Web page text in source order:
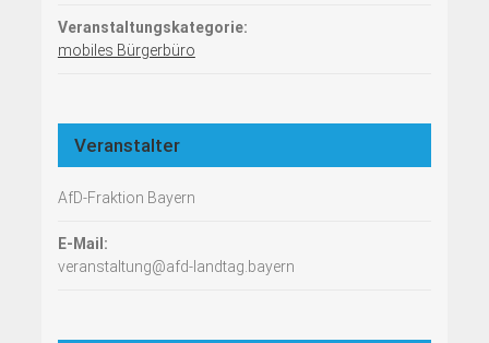
Veranstaltungskategorie:
mobiles Bürgerbüro
Veranstalter
AfD-Fraktion Bayern
E-Mail:
veranstaltung@afd-landtag.bayern